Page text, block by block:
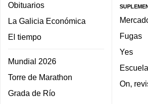
Obituarios
La Galicia Económica
El tiempo
Mundial 2026
Torre de Marathon
Grada de Río
Fugas
Yes
Escuela
On,